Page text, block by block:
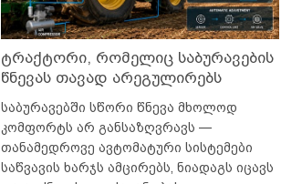
ტრაქტორი, რომელიც საბურავების
წნევას თავად არეგულირებს
საბურავებში სწორი წნევა მხოლოდ
კომფორტს არ განსაზღვრავს —
თანამედროვე ავტომატური სისტემები
საწვავის ხარჯს ამცირებს, ნიადაგს იცავს